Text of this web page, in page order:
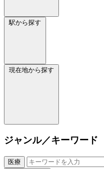
駅から探す
現在地から探す
ジャンル／キーワード
医療